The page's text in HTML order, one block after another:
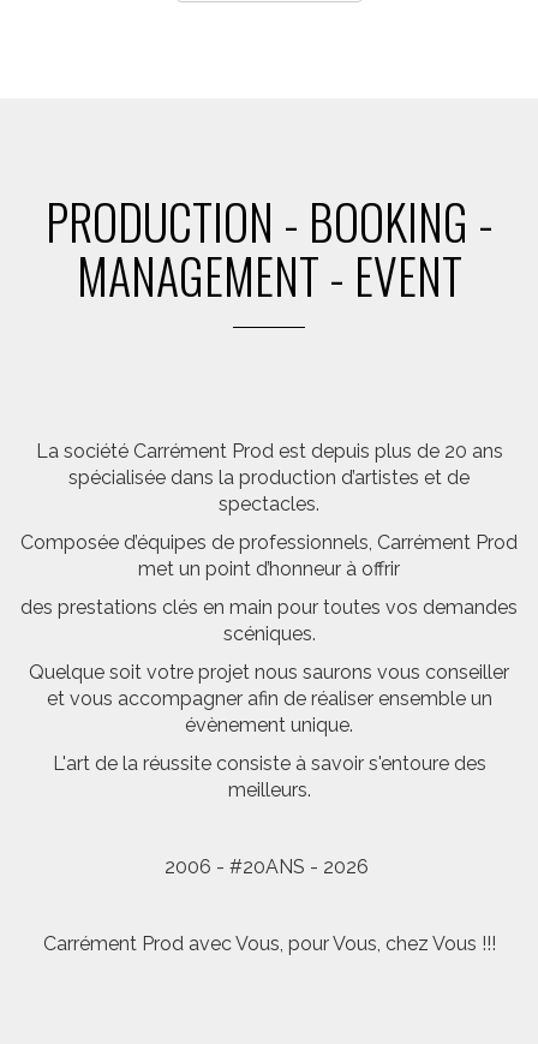
PRODUCTION - BOOKING -
MANAGEMENT - EVENT
La société Carrément Prod est depuis plus de 20 ans
spécialisée dans la production d’artistes et de
spectacles.
Composée d’équipes de professionnels, Carrément Prod
met un point d’honneur à offrir
des prestations clés en main pour toutes vos demandes
scéniques.
Quelque soit votre projet nous saurons vous conseiller
et vous accompagner afin de réaliser ensemble un
évènement unique.
L'art de la réussite consiste à savoir s'entoure des
meilleurs.
2006 - #20ANS - 2026
Carrément Prod avec Vous, pour Vous, chez Vous !!!